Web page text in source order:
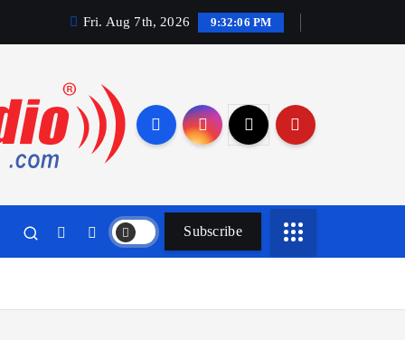
Fri. Aug 7th, 2026 9:32:07 PM
Subscribe